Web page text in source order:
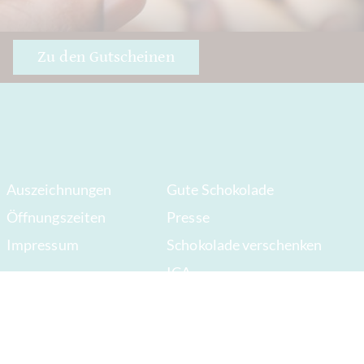
Zu den Gutscheinen
Auszeichnungen
Öffnungszeiten
Impressum
Gute Schokolade
Presse
Schokolade verschenken
ICA